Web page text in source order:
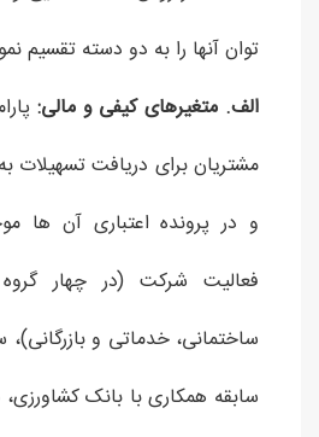
توان آنها را به دو دسته تقسیم
الف. متغیرهای کیفی و مالی:
مشتریان برای دریافت تسهیلات
و در پرونده اعتباری آن ها
فعالیت شرکت (در چهار
ساختمانی، خدماتی و
سابقه همکاری با بانک